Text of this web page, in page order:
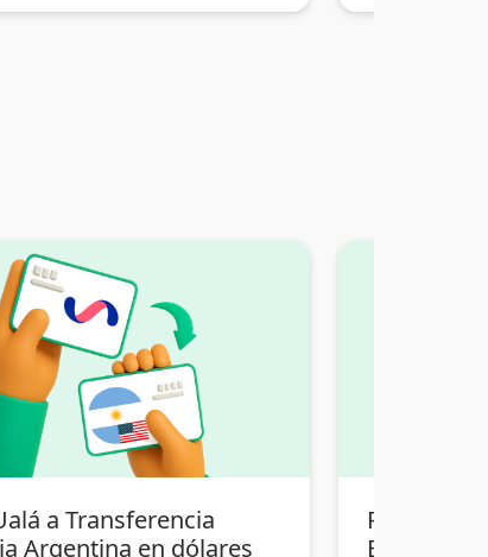
a Transferencia
Argentina en dólares
Pasar
Bolivia a